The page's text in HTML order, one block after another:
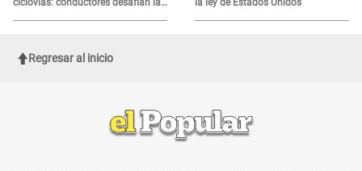
ciclovías: conductores desafían las
nuevas reglas
la ley de Estados Unidos
Regresar al inicio